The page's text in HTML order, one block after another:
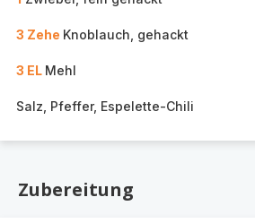
3 Zehe Knoblauch, gehackt
3 EL Mehl
Salz, Pfeffer, Espelette-Chili
Zubereitung